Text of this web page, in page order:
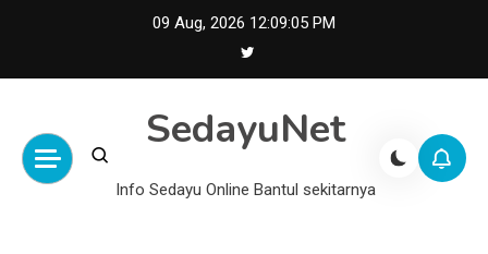
09 Aug, 2026 12:09:06 PM
SedayuNet
Info Sedayu Online Bantul sekitarnya